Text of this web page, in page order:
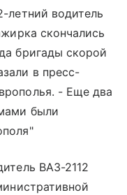
летний водитель
скончались
бригады скорой
в пресс-
- Еще два
были
ВАЗ-2112